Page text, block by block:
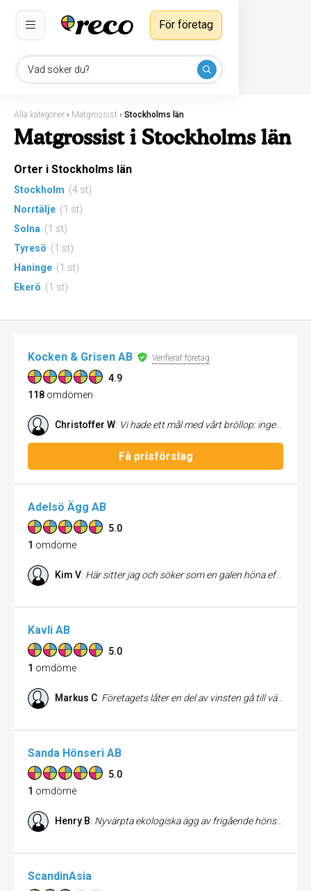
Vad söker du?
För företag
Alla kategorier › Matgrossist › Stockholms län
Matgrossist i Stockholms län
Orter i Stockholms län
Stockholm (4 st)
Norrtälje (1 st)
Solna (1 st)
Tyresö (1 st)
Haninge (1 st)
Ekerö (1 st)
Kocken & Grisen AB Verifierat företag
4.9
118 omdömen
Christoffer W: Vi hade ett mål med vårt bröllop: ingen gäst skulle behöva stanna på McDonald’s på vägen hem. Vi har varit på flera bröllop där man, trots en trerättersmiddag, gått därifrån hungrig. Den känslan ville vi inte att våra gäster skulle få. Maten var fantastiskt god, portionerna var generösa och ingen gick hungrig. Till och med släktens tonårskillar, som vanligtvis kan äta hur mycket som helst, blev mer än mätta, och det säger en hel del! Vi fick massor av beröm från våra gäster för hur god maten var. Det enda “klagomålet” vi hörde var att de hade ätit alldeles för mycket. 😄 Personalen var dessutom fantastisk, trevlig, professionell och det märktes verkligen att de älskar det de gör. Det gjorde hela upplevelsen ännu bättre. Stort tack för att ni gjorde vår bröllopsmiddag till en succé. Vi kan varmt rekommendera er!
Få prisförslag
Adelsö Ägg AB
5.0
1 omdöme
Kim V: Här sitter jag och söker som en galen höna efter en butik i närområdet som säljer Adelsöägg. Hemköpsbutiken där jag bor har nu bara deras eget märke, vilket jag inte vill påstå är fel på ngt sätt MEN varför dom verkar ha slutat ha Adelsö måste jag fråga vid nästa besök. Har precis ätit ett perfekt kokt ägg skivat på knäckebröd. Då det fortfarande var varmt och jag valde att ha lite majonäs samt ngr gryn salt på denna så fick jag ett utsökt litet mellanmål. Behöver jag tillägga att det var Adelsöägg..? Inte bara goda dom är lättskalade också!
Kavli AB
5.0
1 omdöme
Markus C: Företagets låter en del av vinsten gå till välgörande ändamål, berömvärt! Mjukostfavoriten bjuder dessutom på fler smaker än någon kan hålla reda på, perfekt för campingen picnicen eller bara den lata studenten.
Sanda Hönseri AB
5.0
1 omdöme
Henry B: Nyvärpta ekologiska ägg av frigående höns, kan sockerkakan bli bättre?
ScandinAsia